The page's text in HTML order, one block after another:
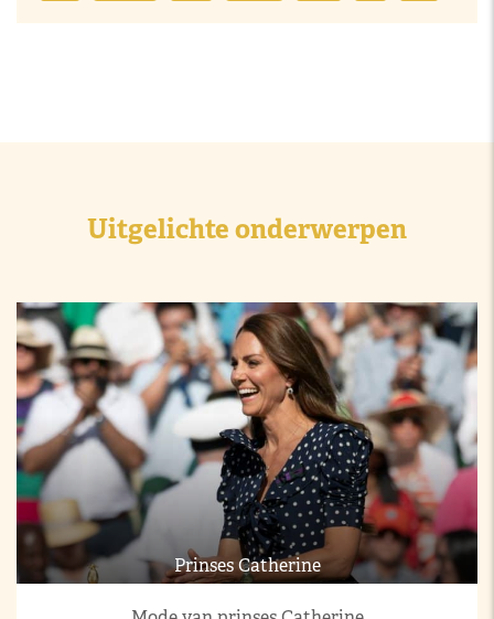
Uitgelichte onderwerpen
Prinses Catherine